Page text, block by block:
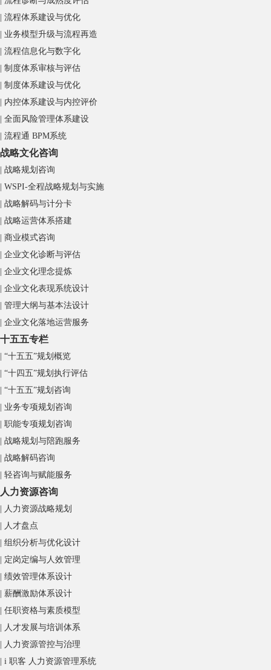
| 流程体系建设与优化
| 业务模型升级与流程再造
| 流程信息化与数字化
| 制度体系审核与评估
| 制度体系建设与优化
| 内控体系建设与内控评价
| 全面风险管理体系建设
| 流程通 BPM系统
战略文化咨询
| 战略规划咨询
| WSPI-全程战略规划与实施
| 战略解码与计分卡
| 战略运营体系搭建
| 商业模式咨询
| 企业文化诊断与评估
| 企业文化理念提炼
| 企业文化表现系统设计
| 管理大纲与基本法设计
| 企业文化落地运营服务
十五五专栏
| “十五五”规划概览
| “十四五”规划执行评估
| “十五五”规划咨询
| 业务专项规划咨询
| 职能专项规划咨询
| 战略规划与陪跑服务
| 战略解码咨询
| 轻咨询与赋能服务
人力资源咨询
| 人力资源战略规划
| 人才盘点
| 组织分析与优化设计
| 定岗定编与人效管理
| 绩效管理体系设计
| 薪酬激励体系设计
| 任职资格与素质模型
| 人才发展与培训体系
| 人力资源管控与治理
| i 职客 人力资源管理系统